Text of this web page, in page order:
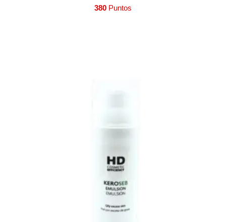
380Puntos